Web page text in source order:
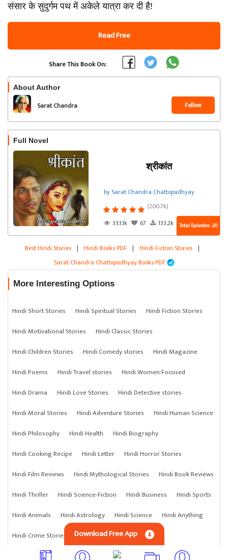
संसार के सुदुर्गम पथ में अकेले यात्रा कर दी है!
Read Free
Share This Book On:
About Author
Sarat Chandra
Chattopadhyay
Follow
Full Novel
श्रीकांत
by Sarat Chandra Chattopadhyay
(200.7k)
333.1k
67 133.2k Total Episodes : 20
Best Hindi Stories | Hindi Books PDF | Hindi Fiction Stories |
Sarat Chandra Chattopadhyay Books PDF
More Interesting Options
Hindi Short Stories Hindi Spiritual Stories
Hindi Fiction Stories
Hindi Motivational Stories
Hindi Classic Stories
Hindi Children Stories
Hindi Comedy stories
Hindi Magazine
Hindi Poems
Hindi Travel stories
Hindi Women Focused
Hindi Drama
Hindi Love Stories
Hindi Detective stories
Hindi Moral Stories
Hindi Adventure Stories
Hindi Human Science
Hindi Philosophy
Hindi Health
Hindi Biography
Hindi Cooking Recipe
Hindi Letter
Hindi Horror Stories
Hindi Film Reviews
Hindi Mythological Stories
Hindi Book Reviews
Hindi Thriller
Hindi Science-Fiction Hindi Business
Hindi Sports
Hindi Animals
Hindi Astrology Hindi Science
Hindi Anything
Hindi Crime Stories
Download Free App